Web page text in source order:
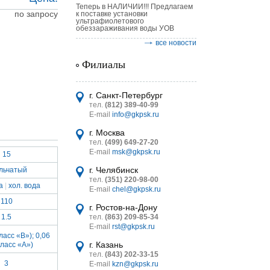
MINI
по запросу
15
хол. вода
110
1.5
«В»); 0,06
«А»)
3
Теперь в НАЛИЧИИ!!! Предлагаем
к поставке установки
ультрафиолетового
обеззараживания воды УОВ
все новости
Филиалы
г. Санкт-Петербург
тел. (812) 389-40-99
E-mail info@gkpsk.ru
г. Москва
тел. (499) 649-27-20
E-mail msk@gkpsk.ru
г. Челябинск
тел. (351) 220-98-00
E-mail chel@gkpsk.ru
г. Ростов-на-Дону
тел. (863) 209-85-34
E-mail rst@gkpsk.ru
г. Казань
тел. (843) 202-33-15
E-mail
kzn@gkpsk.ru